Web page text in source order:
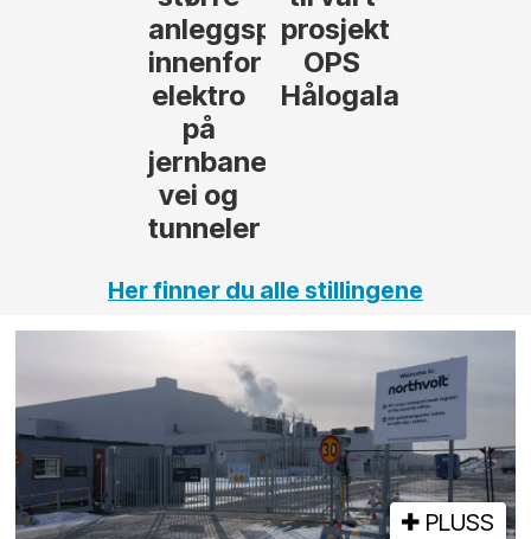
Hålogalandsvegen
Her finner du alle stillingene
PLUSS